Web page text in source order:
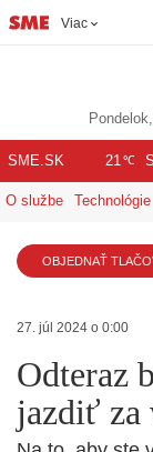
Viac
SME.SK 21℃
O službe Technológie
OBJEDNAŤ
27. júl 2024 o 0:00
Odteraz
jazdiť za